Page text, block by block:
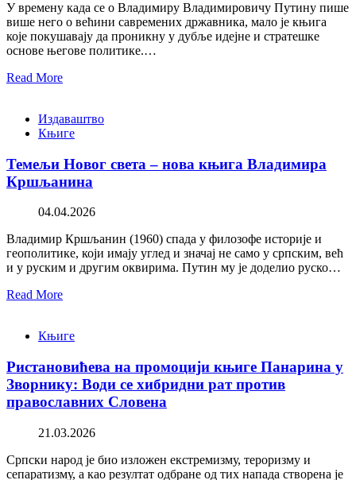
У времену када се о Владимиру Владимировичу Путину пише
више него о већини савремених државника, мало је књига
које покушавају да проникну у дубље идејне и стратешке
основе његове политике.…
Read More
Издаваштво
Књиге
Темељи Новог света – нова књига Владимира
Кршљанина
04.04.2026
Владимир Кршљанин (1960) спада у филозофе историје и
геополитике, који имају углед и значај не само у српским, већ
и у руским и другим оквирима. Путин му је доделио руско…
Read More
Књиге
Ристановићева на промоцији књиге Панарина у
Зворнику: Води се хибридни рат против
православних Словена
21.03.2026
Српски народ је био изложен екстремизму, тероризму и
сепаратизму, а као резултат одбране од тих напада створена је